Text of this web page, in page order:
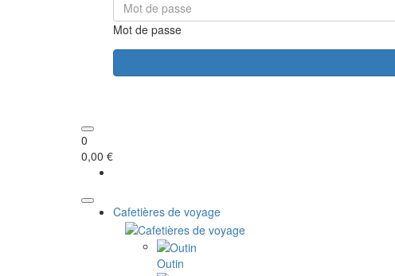
Mot de passe
0
0,00 €
Cafetières de voyage
Outin